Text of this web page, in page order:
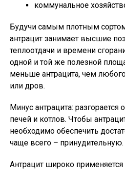
коммунальное
Будучи самым плотным
антрацит занимает высшие
теплоотдачи и времени
одной и той же полезной
меньше антрацита, чем
или дров.
Минус антрацита: разгорается
печей и котлов. Чтобы
необходимо обеспечить
чаще всего – принудительную.
Антрацит широко